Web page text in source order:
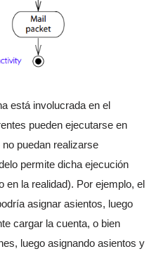
está involucrada en el
pueden ejecutarse en
puedan realizarse
permite dicha ejecución
en la realidad). Por ejemplo, el
asignar asientos, luego
cargar la cuenta, o bien
luego asignando asientos y